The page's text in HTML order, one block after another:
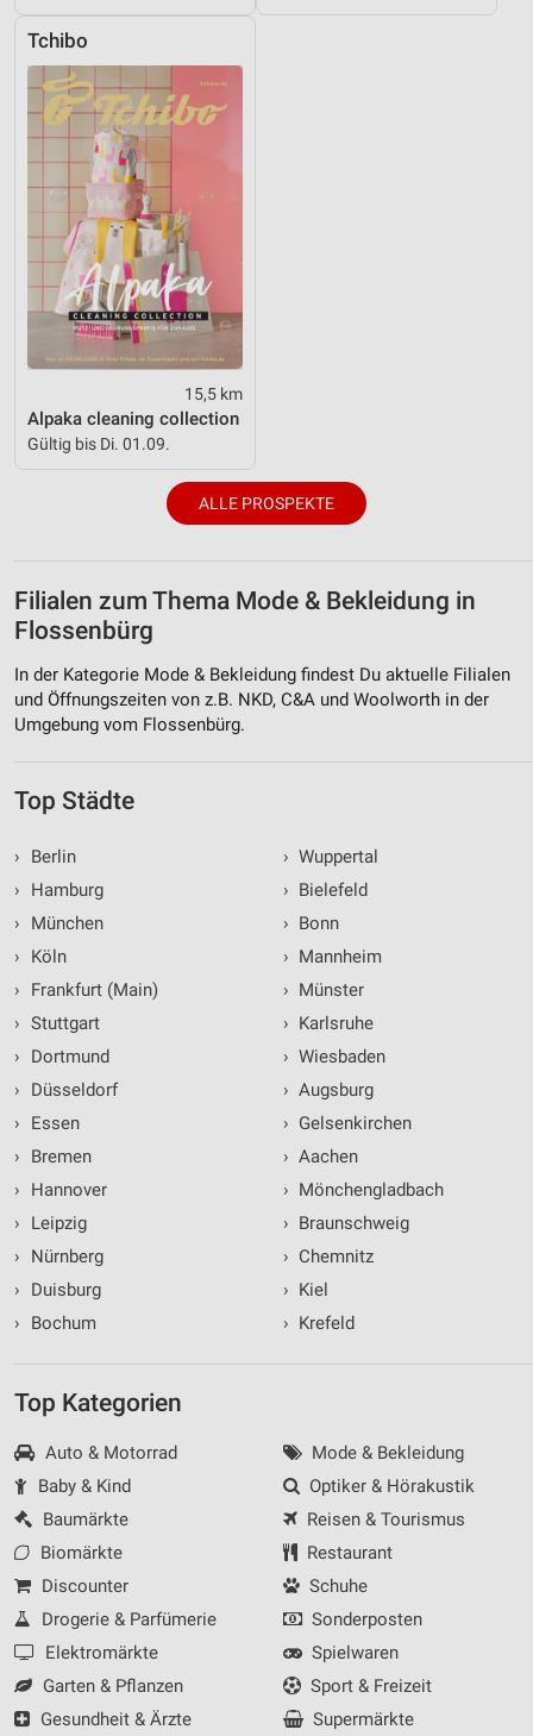
Tchibo
15,5 km
Alpaka cleaning collection
Gültig bis Di. 01.09.
ALLE PROSPEKTE
Filialen zum Thema Mode & Bekleidung in
Flossenbürg
In der Kategorie Mode & Bekleidung findest Du aktuelle Filialen
und Öffnungszeiten von z.B. NKD, C&A und Woolworth in der
Umgebung vom Flossenbürg.
Top Städte
›
Berlin
›
Hamburg
›
München
›
Köln
›
Frankfurt (Main)
› Stuttgart
›
Dortmund
›
Düsseldorf
›
Essen
›
Bremen
›
Hannover
›
Leipzig
›
Nürnberg
›
Duisburg
›
Bochum
› Wuppertal
› Bielefeld
› Bonn
› Mannheim
› Münster
› Karlsruhe
› Wiesbaden
› Augsburg
› Gelsenkirchen
› Aachen
› Mönchengladbach
› Braunschweig
› Chemnitz
› Kiel
› Krefeld
Top Kategorien
Auto & Motorrad
Baby & Kind
Baumärkte
Biomärkte
Discounter
Drogerie & Parfümerie
Elektromärkte
Garten & Pflanzen
Gesundheit & Ärzte
Mode & Bekleidung
Optiker & Hörakustik
Reisen & Tourismus
Restaurant
Schuhe
Sonderposten
Spielwaren
Sport & Freizeit
Supermärkte